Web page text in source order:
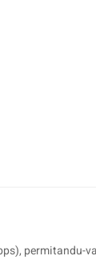
permitandu-